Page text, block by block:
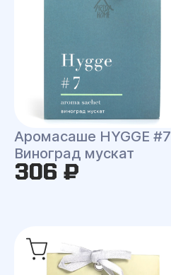
Аромасаше HYGGE #7
Виноград мускат
306 ₽